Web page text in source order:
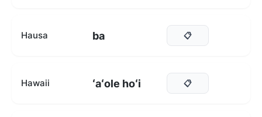
Hausa ba 📋
Hawaii ʻaʻole hoʻi 📋